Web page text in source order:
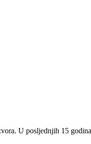
U posljednjih 15